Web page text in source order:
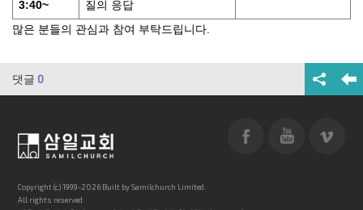
3:40~
질의 응답
많은 분들의 관심과 참여 부탁드립니다.
댓글 0
Copyright (c) 1999-2026 Built by Samilchurch Limited.
All rights reserved.